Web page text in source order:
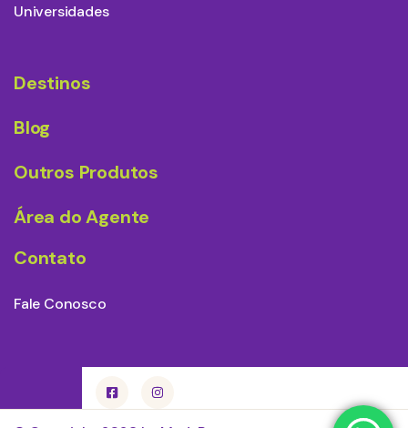
Universidades
Destinos
Blog
Outros Produtos
Área do Agente
Contato
Fale Conosco